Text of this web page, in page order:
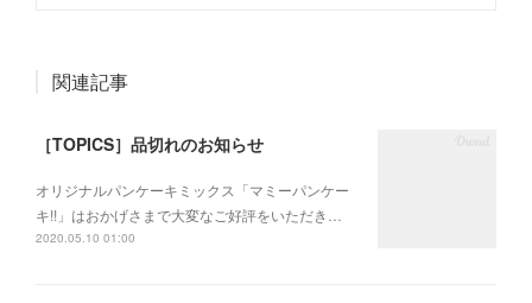
関連記事
［TOPICS］品切れのお知らせ
オリジナルパンケーキミックス「マミーパンケー
キ!!」はおかげさまで大変なご好評をいただき…
2020.05.10 01:00